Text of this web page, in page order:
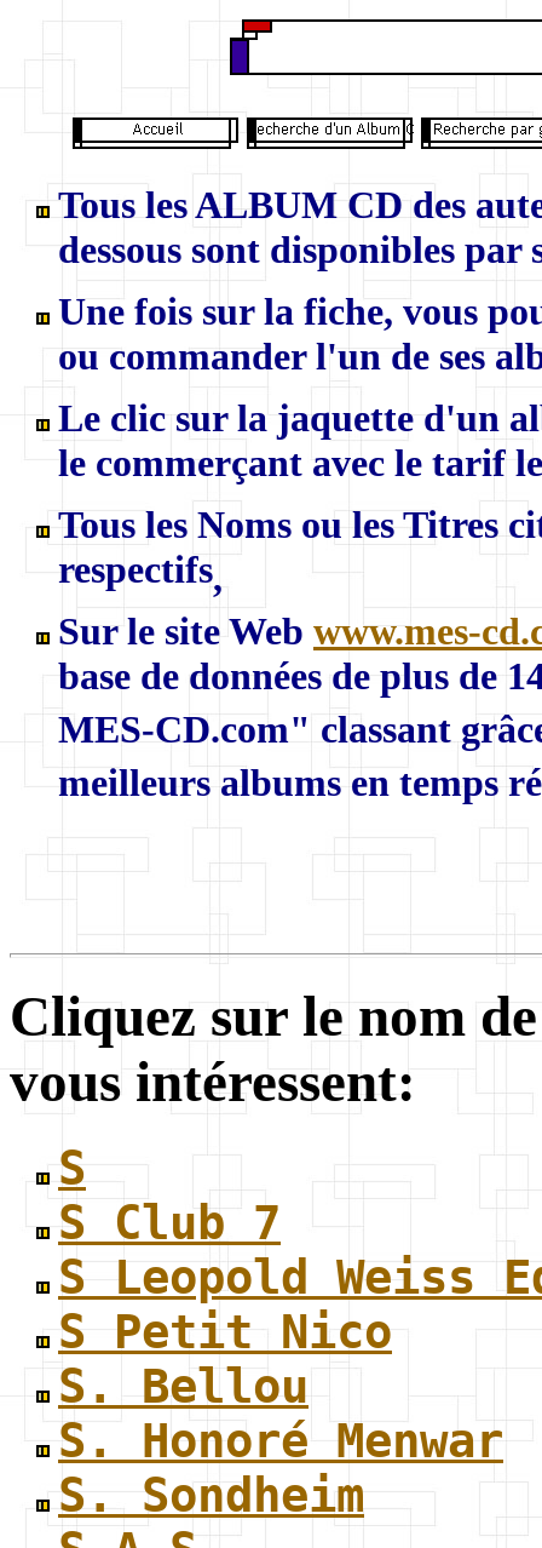
Tous les ALBUM CD des
dessous sont disponibles par
Une fois sur la fiche, vous
ou commander l'un de ses
Le clic sur la jaquette d'un
le commerçant avec le tarif
Tous les Noms ou les Titres
respectifs,
Sur le site Web www.mes-
base de données de plus de
MES-CD.com" classant
meilleurs albums en temps
Cliquez sur le nom
vous intéressent:
S
S Club 7
S Leopold Weiss
S Petit Nico
S. Bellou
S. Honoré Menwar
S. Sondheim